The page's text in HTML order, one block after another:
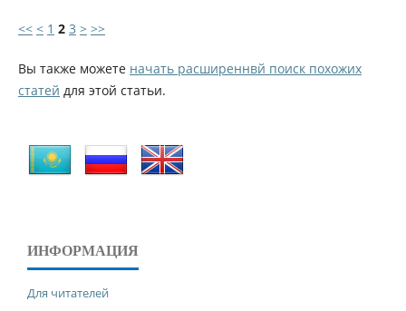
<< < 1 2 3 > >>
Вы также можете начать расширеннвй поиск похожих
статей для этой статьи.
ИНФОРМАЦИЯ
Для читателей